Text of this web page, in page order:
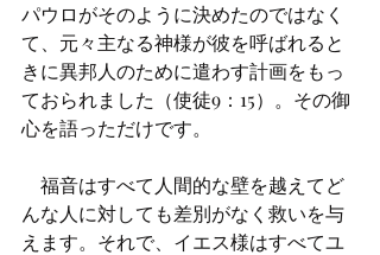
パウロがそのように決めたのではなく
て、元々主なる神様が彼を呼ばれると
きに異邦人のために遣わす計画をもっ
ておられました（使徒9：15）。その御
心を語っただけです。
福音はすべて人間的な壁を越えてど
んな人に対しても差別がなく救いを与
えます。それで、イエス様はすべてユ